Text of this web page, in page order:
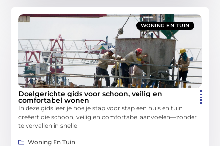
WONING EN TUIN
Doelgerichte gids voor schoon, veilig en
comfortabel wonen
In deze gids leer je hoe je stap voor stap een huis en tuin
creëert die schoon, veilig en comfortabel aanvoelen—zonder
te vervallen in snelle
Woning En Tuin